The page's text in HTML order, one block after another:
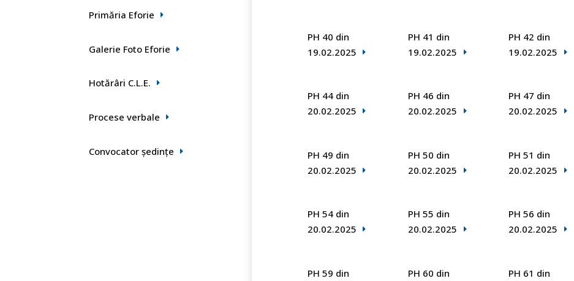
Primăria Eforie
Galerie Foto Eforie
Hotărâri C.L.E.
Procese verbale
Convocator ședințe
PH 40 din
19.02.2025
PH 41 din
19.02.2025
PH 42 din
19.02.2025
PH 44 din
20.02.2025
PH 46 din
20.02.2025
PH 47 din
20.02.2025
PH 49 din
20.02.2025
PH 50 din
20.02.2025
PH 51 din
20.02.2025
PH 54 din
20.02.2025
PH 55 din
20.02.2025
PH 56 din
20.02.2025
PH 59 din
PH 60 din
PH 61 din